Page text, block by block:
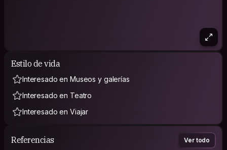
Estilo de vida
Interesado en Museos y galerías
Interesado en Teatro
Interesado en Viajar
Referencias Ver todo